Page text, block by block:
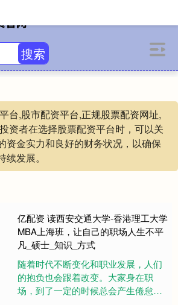
搜索
台,股市配资平台,正规股票配资网址,
资者在选择股票配资平台时，可以关
资金实力和良好的财务状况，以确保
发展。
亿配资 读西安交通大学-香港理工大学
MBA上海班，让自己的职场人生不平
凡_硕士_知识_方式
随着时代不断变化和职业发展，人们
的抱负也会跟着改变。大家身在职
场，到了一定的时候总会产生倦怠